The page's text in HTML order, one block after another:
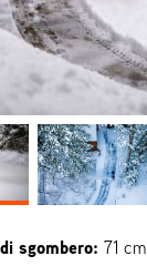
sgombero: 71